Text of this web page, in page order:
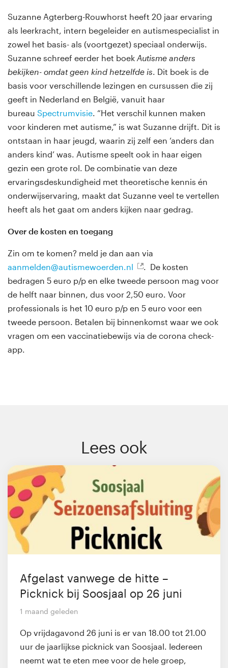
Suzanne Agterberg-Rouwhorst heeft 20 jaar ervaring
als leerkracht, intern begeleider en autismespecialist in
zowel het basis- als (voortgezet) speciaal onderwijs.
Suzanne schreef eerder het boek Autisme anders
bekijken- omdat geen kind hetzelfde is. Dit boek is de
basis voor verschillende lezingen en cursussen die zij
geeft in Nederland en België, vanuit haar
bureau Spectrumvisie. “Het verschil kunnen maken
voor kinderen met autisme,” is wat Suzanne drijft. Dit is
ontstaan in haar jeugd, waarin zij zelf een ‘anders dan
anders kind’ was. Autisme speelt ook in haar eigen
gezin een grote rol. De combinatie van deze
ervaringsdeskundigheid met theoretische kennis én
onderwijservaring, maakt dat Suzanne veel te vertellen
heeft als het gaat om anders kijken naar gedrag.
Over de kosten en toegang
Zin om te komen? meld je dan aan via
aanmelden@autismewoerden.nl
. De kosten
bedragen 5 euro p/p en elke tweede persoon mag voor
de helft naar binnen, dus voor 2,50 euro. Voor
professionals is het 10 euro p/p en 5 euro voor een
tweede persoon. Betalen bij binnenkomst waar we ook
vragen om een vaccinatiebewijs via de corona check-
app.
Lees ook
Afgelast vanwege de hitte –
Picknick bij Soosjaal op 26 juni
1 maand geleden
Op vrijdagavond 26 juni is er van 18.00 tot 21.00
uur de jaarlijkse picknick van Soosjaal. Iedereen
neemt wat te eten mee voor de hele groep,